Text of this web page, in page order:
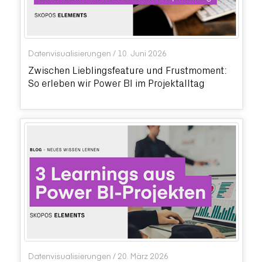
Datenvisualisierungen / 10. Juni 2026
Zwischen Lieblingsfeature und Frustmoment:
So erleben wir Power BI im Projektalltag
Datenvisualisierungen / 20. März 2026